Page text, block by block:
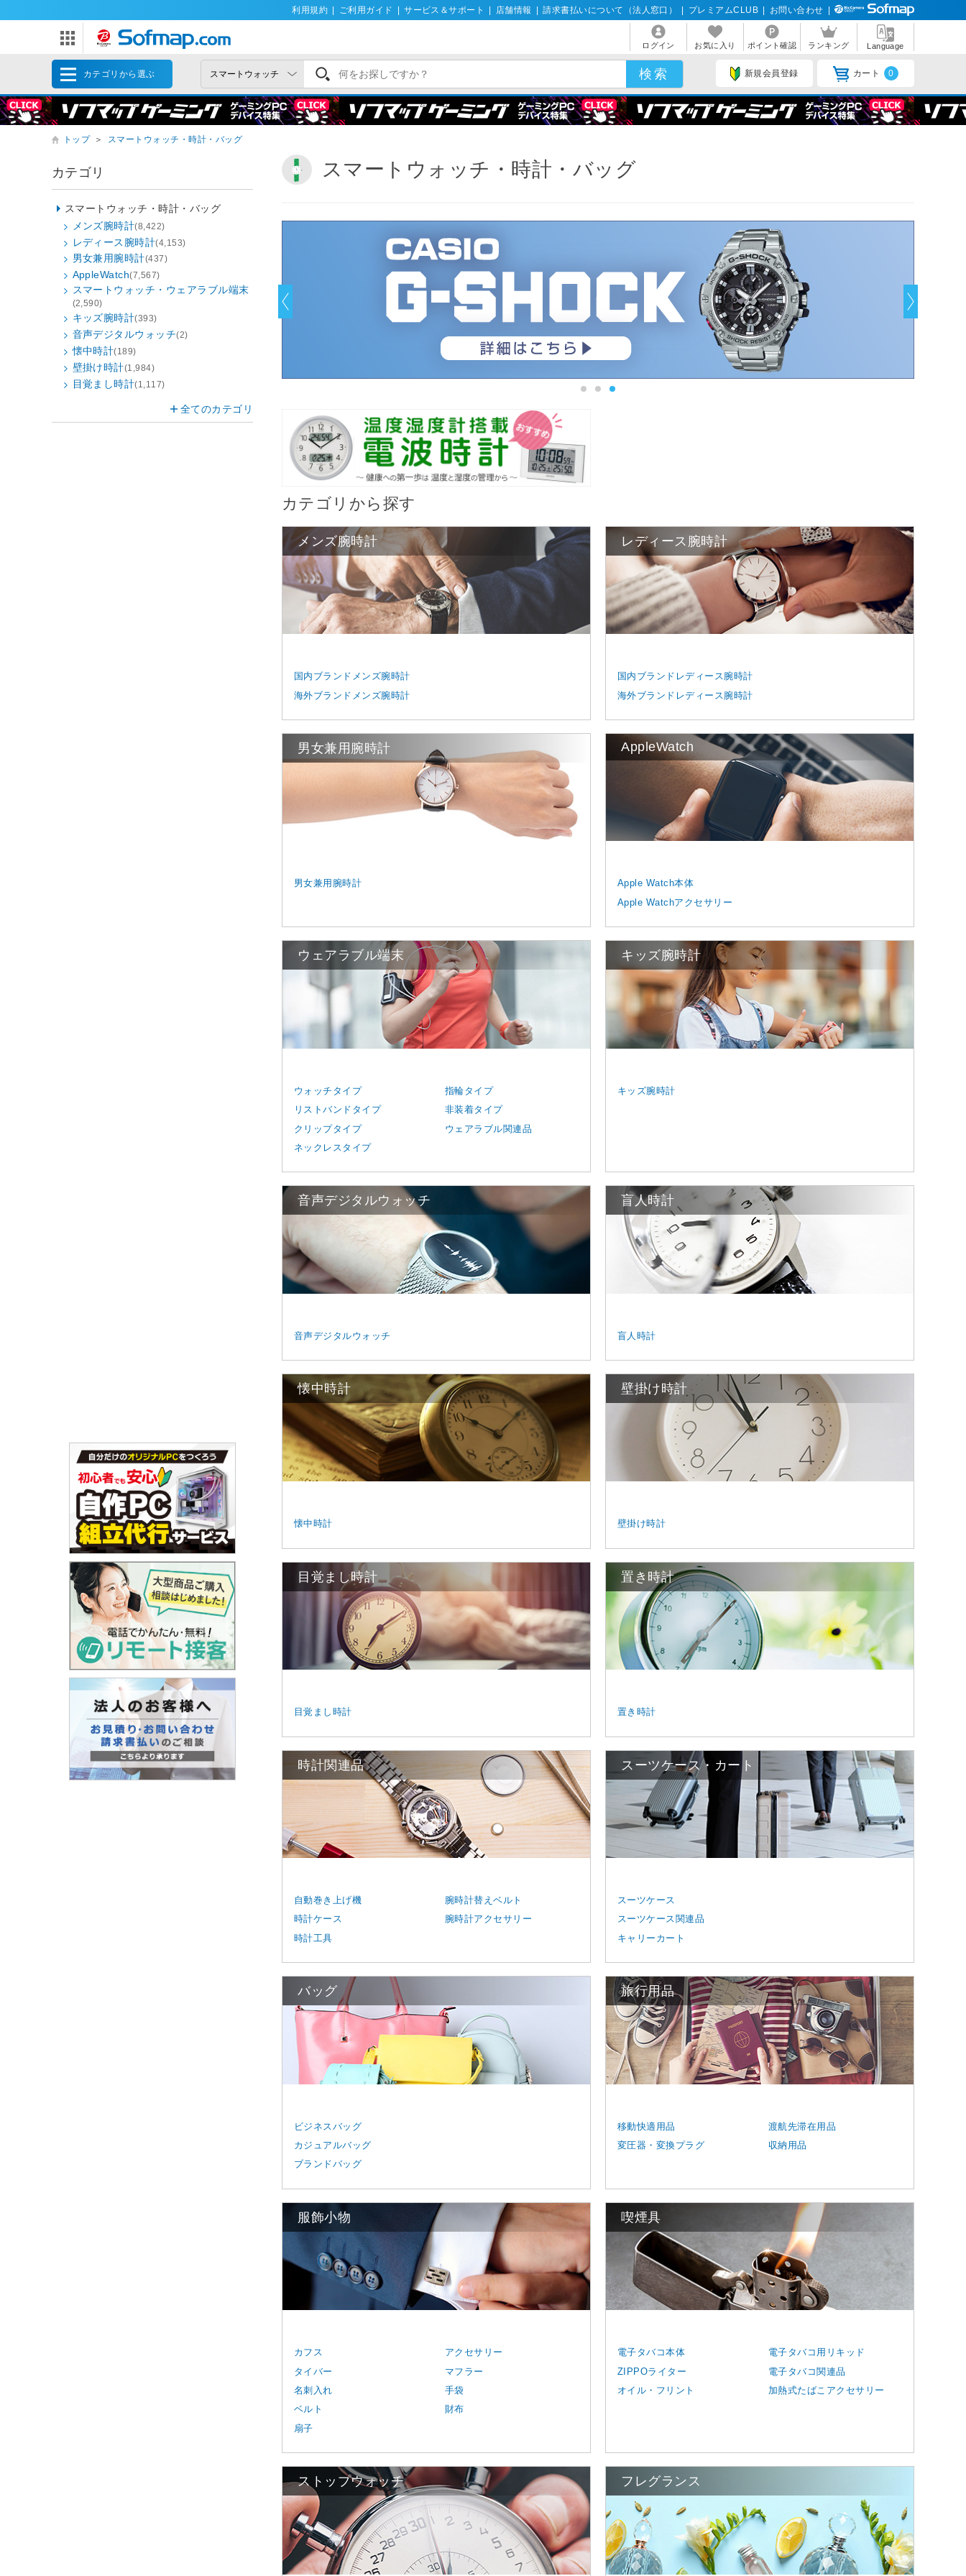
利用規約 ご利用ガイド サービス＆サポート 店舗情報 請求書払いについて（法人窓口） プレミアムCLUB お問い合わせ
ログイン お気に入り ポイント確認 ランキング Language
カテゴリから選ぶ 新規会員登録 カート 0
トップ ＞ スマートウォッチ・時計・バッグ
スマートウォッチ・時計・バッグ
カテゴリから探す
メンズ腕時計
国内ブランドメンズ腕時計
海外ブランドメンズ腕時計
レディース腕時計
国内ブランドレディース腕時計
海外ブランドレディース腕時計
男女兼用腕時計
男女兼用腕時計
AppleWatch
Apple Watch本体
Apple Watchアクセサリー
ウェアラブル端末
ウォッチタイプ
リストバンドタイプ
クリップタイプ
ネックレスタイプ
指輪タイプ
非装着タイプ
ウェアラブル関連品
キッズ腕時計
キッズ腕時計
音声デジタルウォッチ
音声デジタルウォッチ
盲人時計
盲人時計
懐中時計
懐中時計
壁掛け時計
壁掛け時計
目覚まし時計
目覚まし時計
置き時計
置き時計
時計関連品
自動巻き上げ機
時計ケース
時計工具
腕時計替えベルト
腕時計アクセサリー
スーツケース・カート
スーツケース
スーツケース関連品
キャリーカート
バッグ
ビジネスバッグ
カジュアルバッグ
ブランドバッグ
旅行用品
移動快適用品
変圧器・変換プラグ
渡航先滞在用品
収納用品
服飾小物
カフス
タイバー
名刺入れ
ベルト
扇子
アクセサリー
マフラー
手袋
財布
喫煙具
電子タバコ本体
ZIPPOライター
オイル・フリント
電子タバコ用リキッド
電子タバコ関連品
加熱式たばこアクセサリー
ストップウォッチ フレグランス
カテゴリ
スマートウォッチ・時計・バッグ
メンズ腕時計(8,422)
レディース腕時計(4,153)
男女兼用腕時計(437)
AppleWatch(7,567)
スマートウォッチ・ウェアラブル端末
(2,590)
キッズ腕時計(393)
音声デジタルウォッチ(2)
懐中時計(189)
壁掛け時計(1,984)
目覚まし時計(1,117)
全てのカテゴリ